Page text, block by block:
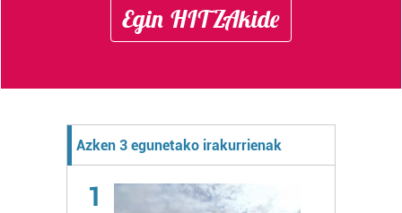
Egin HITZAkide
Azken 3 egunetako irakurrienak
1